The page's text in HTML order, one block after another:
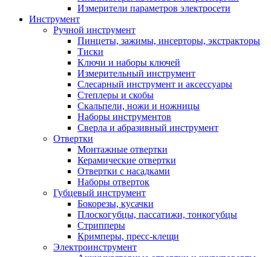
Измерители параметров электросети
Инструмент
Ручной инструмент
Пинцеты, зажимы, инсерторы, экстракторы
Тиски
Ключи и наборы ключей
Измерительный инструмент
Слесарный инструмент и аксессуары
Степлеры и скобы
Скальпели, ножи и ножницы
Наборы инструментов
Сверла и абразивный инструмент
Отвертки
Монтажные отвертки
Керамические отвертки
Отвертки с насадками
Наборы отверток
Губцевый инструмент
Бокорезы, кусачки
Плоскогубцы, пассатижи, тонкогубцы
Стрипперы
Кримперы, пресс-клещи
Электроинструмент